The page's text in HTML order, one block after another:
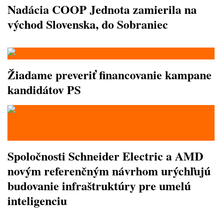
Nadácia COOP Jednota zamierila na
východ Slovenska, do Sobraniec
Žiadame preveriť financovanie kampane
kandidátov PS
Spoločnosti Schneider Electric a AMD
novým referenčným návrhom urýchľujú
budovanie infraštruktúry pre umelú
inteligenciu